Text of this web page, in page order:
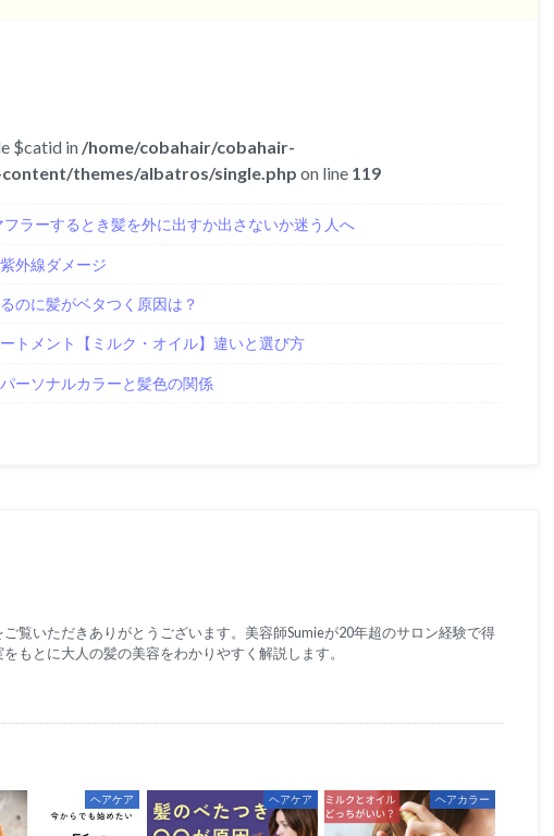
$catid in /home/cobahair/cobahair-
themes/albatros/single.php on line 119
フラーするとき髪を外に出すか出さないか迷う人へ
外線ダメージ
のに髪がベタつく原因は？
トメント【ミルク・オイル】違いと選び方
ーソナルカラーと髪色の関係
ご覧いただきありがとうございます。美容師Sumieが20年超のサロン経験で得
もとに大人の髪の美容をわかりやすく解説します。
ヘアケア ヘアケア ヘアカラー